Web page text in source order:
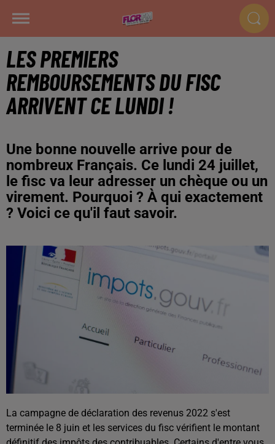
LES PREMIERS
REMBOURSEMENTS DU FISC
ARRIVENT CE LUNDI !
Une bonne nouvelle arrive pour de
nombreux Français. Ce lundi 24 juillet,
le fisc va leur adresser un chèque ou un
virement. Pourquoi ? À qui exactement
? Voici ce qu'il faut savoir.
La campagne de déclaration des revenus 2022 s'est
terminée le 8 juin et les services du fisc vérifient le montant